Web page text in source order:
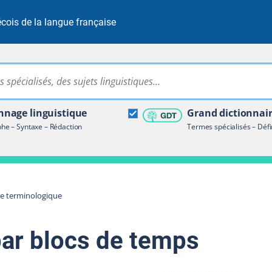
de la langue française
Rechercher dans tout le site
linguistique
– Syntaxe – Rédaction
Grand
Termes spécialisés –
terminologique
terminologique
blocs de temps